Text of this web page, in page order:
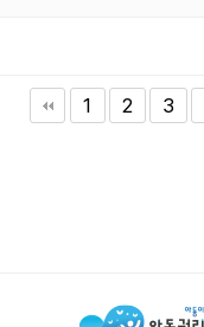
1 2 3